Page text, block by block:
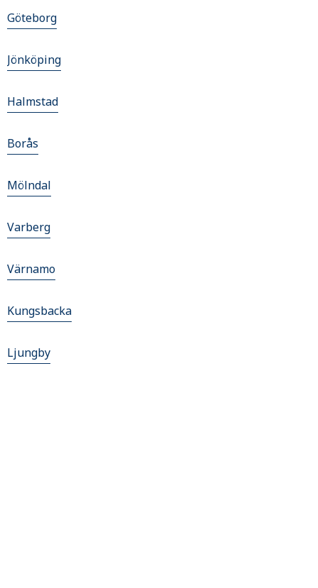
Göteborg
Jönköping
Halmstad
Borås
Mölndal
Varberg
Värnamo
Kungsbacka
Ljungby